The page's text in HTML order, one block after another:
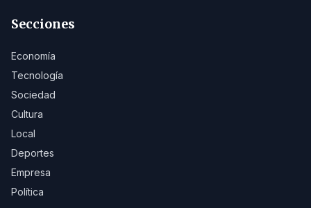
Secciones
Economía
Tecnología
Sociedad
Cultura
Local
Deportes
Empresa
Política